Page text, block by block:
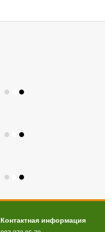
Контактная информация